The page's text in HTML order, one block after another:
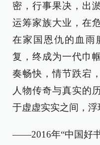
密，行事果决，出
运筹家族大业，在
在家国恩仇的血雨
复，终成为一代巾
奏畅快，情节跌宕
人物传奇与真实的
于虚虚实实之间，浮
——2016年“中国好